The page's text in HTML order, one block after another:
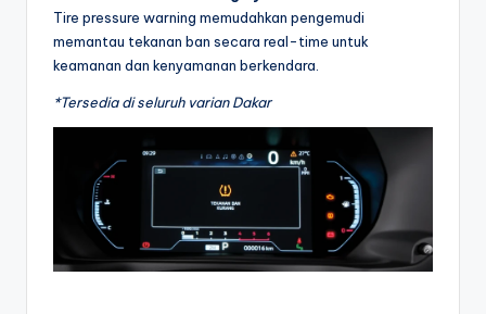
Tire pressure warning memudahkan pengemudi
memantau tekanan ban secara real-time untuk
keamanan dan kenyamanan berkendara.
*Tersedia di seluruh varian Dakar